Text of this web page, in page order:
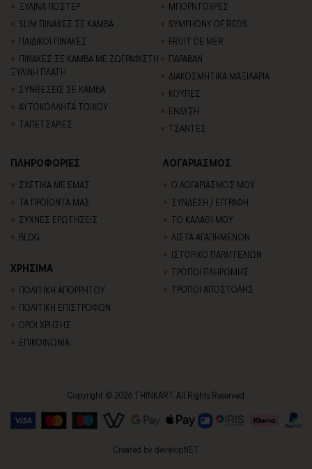
ΞΥΛΙΝΑ ΠΟΣΤΕΡ
SLIM ΠΙΝΑΚΕΣ ΣΕ ΚΑΜΒΑ
ΠΑΙΔΙΚΟΙ ΠΙΝΑΚΕΣ
ΠΙΝΑΚΕΣ ΣΕ ΚΑΜΒΑ ΜΕ ΖΩΓΡΑΦΙΣΤΗ
ΞΥΛΙΝΗ ΠΛΑΤΗ
ΣΥΝΘΕΣΕΙΣ ΣΕ ΚΑΜΒΑ
ΑΥΤΟΚΟΛΛΗΤΑ ΤΟΙΧΟΥ
TΑΠΕΤΣΑΡΙΕΣ
ΜΠΟΡΝΤΟΥΡΕΣ
SYMPHONY OF REDS
FRUIT DE MER
ΠΑΡΑΒΑΝ
ΔΙΑΚΟΣΜΗΤΙΚΑ ΜΑΞΙΛΑΡΙΑ
ΚΟΥΠΕΣ
ΕΝΔΥΣΗ
ΤΣΑΝΤΕΣ
ΠΛΗΡΟΦΟΡΙΕΣ
ΣΧΕΤΙΚΑ ΜΕ ΕΜΑΣ
ΤΑ ΠΡΟΪΟΝΤΑ ΜΑΣ
ΣΥΧΝΕΣ ΕΡΩΤΗΣΕΙΣ
BLOG
ΛΟΓΑΡΙΑΣΜΟΣ
Ο ΛΟΓΑΡΙΑΣΜΟΣ ΜΟΥ
ΣΥΝΔΕΣΗ / ΕΓΓΡΑΦΗ
ΤΟ ΚΑΛΑΘΙ ΜΟΥ
ΛΙΣΤΑ ΑΓΑΠΗΜΕΝΩΝ
ΙΣΤΟΡΙΚΟ ΠΑΡΑΓΓΕΛΙΩΝ
ΤΡΟΠΟΙ ΠΛΗΡΩΜΗΣ
ΤΡΟΠΟΙ ΑΠΟΣΤΟΛΗΣ
ΧΡΗΣΙΜΑ
ΠΟΛΙΤΙΚΗ ΑΠΟΡΡΗΤΟΥ
ΠΟΛΙΤΙΚΗ ΕΠΙΣΤΡΟΦΩΝ
ΟΡΟΙ ΧΡΗΣΗΣ
ΕΠΙΚΟΙΝΩΝΙΑ
Copyright © 2026 THINKART. All Rights Reserved.
Created by developNET